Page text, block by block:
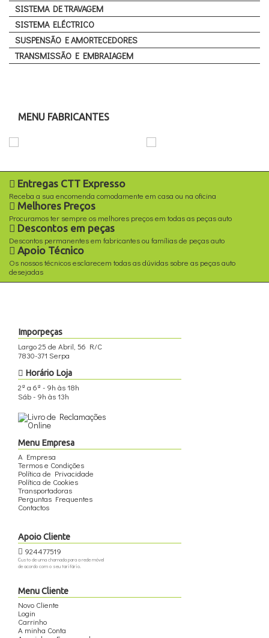
SISTEMA DE TRAVAGEM
SISTEMA ELÉCTRICO
SUSPENSÃO E AMORTECEDORES
TRANSMISSÃO E EMBRAIAGEM
MENU FABRICANTES
Entregas CTT Expresso
Receba a sua encomenda comodamente em casa ou na oficina
Melhores Preços
Procuramos ter sempre os melhores preços em todas as peças auto
Descontos em peças
Descontos permanentes em fabricantes ou famílias de peças auto
Apoio Técnico
Os nossos técnicos esclarecem todas as dúvidas sobre as peças auto
desejadas
Imporpeças
Largo 25 de Abril, 56 R/C
7830-371 Serpa
Horário Loja
2ª a 6ª - 9h às 18h
Sáb - 9h às 13h
Menu Empresa
A Empresa
Termos e Condições
Política de Privacidade
Política de Cookies
Transportadoras
Perguntas Frequentes
Contactos
Apoio Cliente
924477519
Custo de uma chamada para a rede móvel
de acordo com o seu tarifário.
Menu Cliente
Novo Cliente
Login
Carrinho
A minha Conta